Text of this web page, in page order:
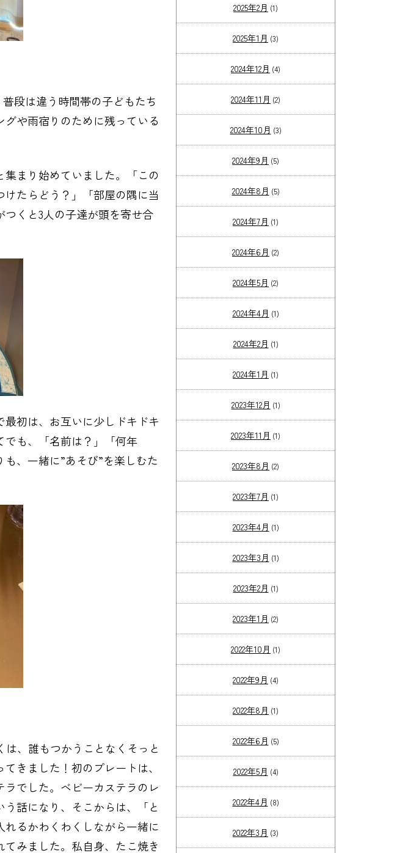
段は違う時間帯の子どもたち
や雨宿りのために残っている
まり始めていました。「この
たらどう？」「部屋の隅に当
くと3人の子達が頭を寄せ合
最初は、お互いに少しドキドキ
でも、「名前は？」「何年
、一緒に”あそび”を楽しむた
、誰もつかうことなくそっと
きました！初のプレートは、
でした。ベビーカステラのレ
話になり、そこからは、「と
るかわくわくしながら一緒に
みました。私自身、たこ焼き
2025年2月 (1)
2025年1月 (3)
2024年12月 (4)
2024年11月 (2)
2024年10月 (3)
2024年9月 (5)
2024年8月 (5)
2024年7月 (1)
2024年6月 (2)
2024年5月 (2)
2024年4月 (1)
2024年2月 (1)
2024年1月 (1)
2023年12月 (1)
2023年11月 (1)
2023年8月 (2)
2023年7月 (1)
2023年4月 (1)
2023年3月 (1)
2023年2月 (1)
2023年1月 (2)
2022年10月 (1)
2022年9月 (4)
2022年8月 (1)
2022年6月 (5)
2022年5月 (4)
2022年4月 (8)
2022年3月 (3)